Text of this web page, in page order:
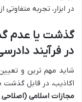
در ابزار، تجربه
گذشت یا عدم
در فرآیند
شاید مهم ترین و
اکاذیب، در قابل گذشت
مجازات اسلامی (اصلاحی ۱۳۹۹)